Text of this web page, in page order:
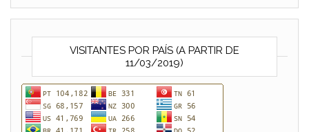
VISITANTES POR PAÍS (A PARTIR DE
11/03/2019)